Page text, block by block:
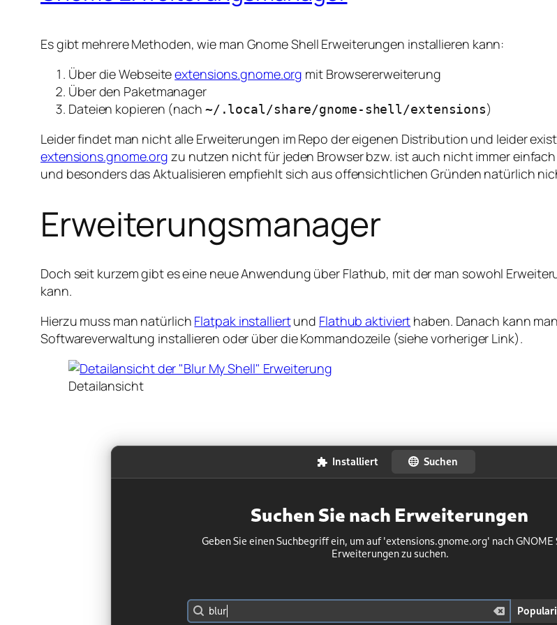
Es gibt mehrere Methoden, wie man Gnome Shell Erweiterungen installieren kann:
Über die Webseiteextensions.gnome.org mit Browsererweiterung
Über den Paketmanager
Dateien kopieren (nach ~/.local/share/gnome-shell/extensions)
Leider findet man nicht alle Erweiterungen im Repo der eigenen Distribution und leider
extensions.gnome.org zu nutzen nicht für jeden Browser bzw. ist auch nicht immer
und besonders das Aktualisieren empfiehlt sich aus offensichtlichen Gründen natürlich
Erweiterungsmanager
Doch seit kurzem gibt es eine neue Anwendung über Flathub, mit der man sowohl
kann.
Hierzu muss man natürlich Flatpak installiertund Flathub aktiviert haben. Danach kann
Softwareverwaltung installieren oder über die Kommandozeile (siehe vorheriger Link).
Detailansicht